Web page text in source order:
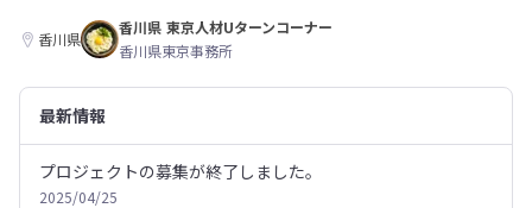
香川県
香川県 東京人材Uターンコーナー
香川県東京事務所
最新情報
プロジェクトの募集が終了しました。
2025/04/25